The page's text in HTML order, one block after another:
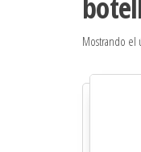
Mostrando el